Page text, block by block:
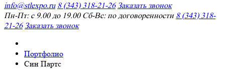
info@stlexpo.ru 8 (343) 318-21-26 Заказать звонок
Пн-Пт: с 9.00 до 19.00 Сб-Вс: по договоренности 8 (343) 318-
21-26 Заказать звонок
Портфолио
Син Партс